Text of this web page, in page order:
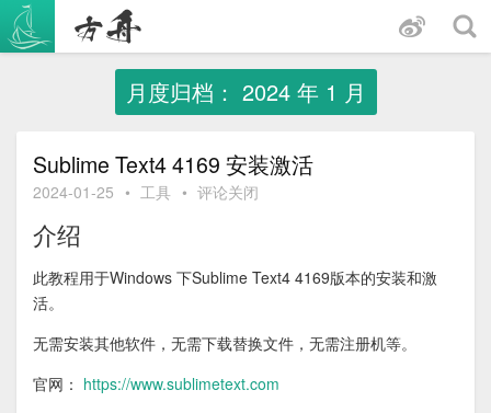
内
容
月度归档： 2024 年 1 月
Sublime Text4 4169 安装激活
2024-01-25 • 工具 • 评论关闭
介绍
此教程用于Windows 下Sublime Text4 4169版本的安装和激
活。
无需安装其他软件，无需下载替换文件，无需注册机等。
官网： https://www.sublimetext.com